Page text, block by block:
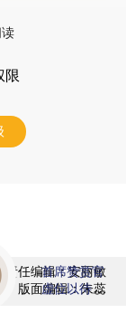
限
责任编辑：安丽敏
版面编辑：朱蕊
首席赞赏官
虚位以待